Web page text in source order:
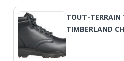
TOUT-TERRAIN
TIMBERLAND